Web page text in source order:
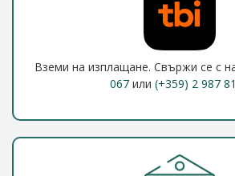
Вземи на изплащане. Свържи се с
067 или (+359) 2 987